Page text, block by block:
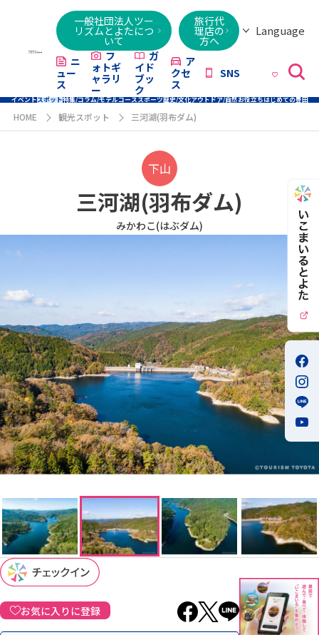
一般社団法人ツー
リズムとよたにつ
いて
旅行代
理店の
方へ
Language
Việt
ニ
ュー
ス
フ
ォトギ
ャラリ
ー
ガ
イド
ブッ
ク
ア
クセ
ス
SNS
イベントスポット特集/コラム/モデルコーススポーツ歴史/文化アウトドア/自然お役立ちはじめての豊田
HOME 観光スポット 三河湖(羽布ダム)
下山
三河湖(羽布ダム)
みかわこ(はぶダム)
お気に入りに登録